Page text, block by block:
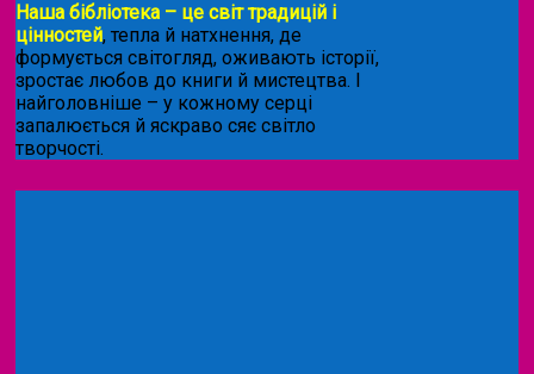
Наша бібліотека – це світ традицій і
цінностей, тепла й натхнення, де
формується світогляд, оживають історії,
зростає любов до книги й мистецтва. І
найголовніше – у кожному серці
запалюється й яскраво сяє світло
творчості.